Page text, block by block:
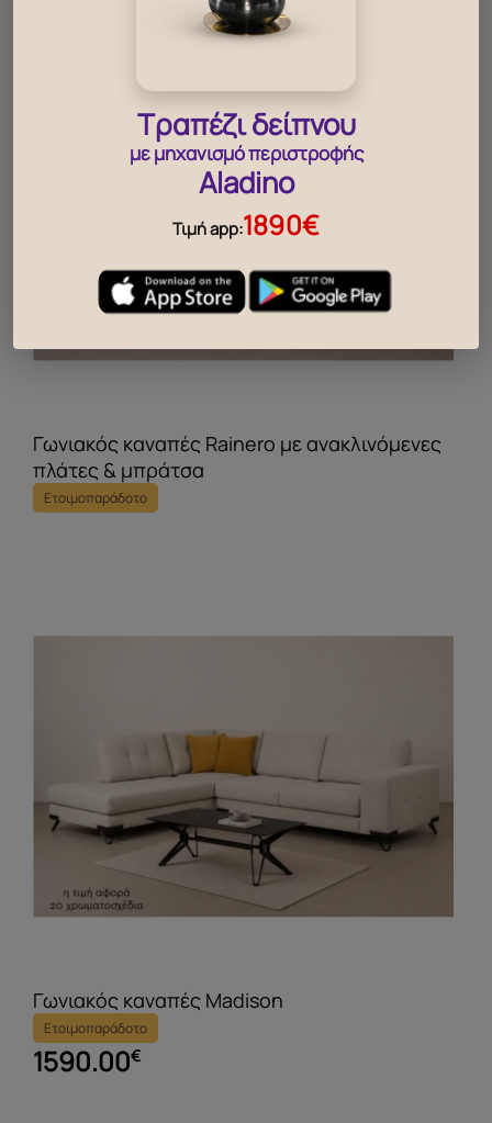
Γωνιακός καναπές Rainero με ανακλινόμενες
πλάτες & μπράτσα
Ετοιμοπαράδοτο
Γωνιακός καναπές Madison
Ετοιμοπαράδοτο
1590.00€
Τραπέζι δείπνου
με μηχανισμό περιστροφής
Aladino
Τιμή app:1890€